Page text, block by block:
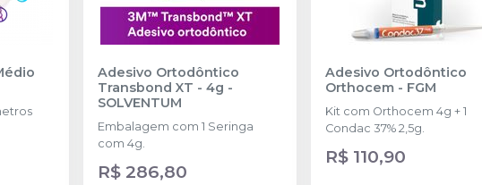
Adesivo Ortodôntico
Transbond XT - 4g -
SOLVENTUM
Embalagem com 1 Seringa
com 4g.
R$ 286,80
Adesivo Ortodôntico
Orthocem- FGM
Kit com Orthocem 4g + 1
Condac 37% 2,5g.
R$ 110,90